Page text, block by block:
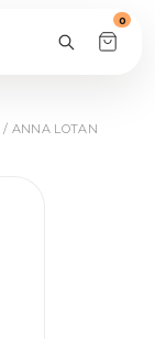
0
/ ANNA LOTAN